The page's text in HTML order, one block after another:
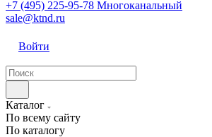
+7 (495) 225-95-78 Многоканальный
sale@ktnd.ru
Войти
Каталог
По всему сайту
По каталогу